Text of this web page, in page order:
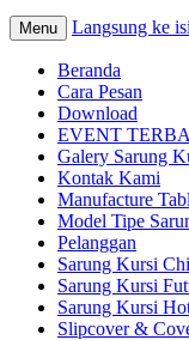
Menu Langsung ke isi
Beranda
Cara Pesan
Download
EVENT
Galery Sarung
Kontak Kami
Manufacture
Model Tipe
Pelanggan
Sarung Kursi
Sarung Kursi
Sarung Kursi
Slipcover &